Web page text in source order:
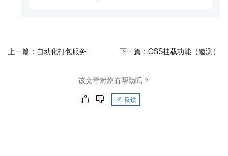
上一篇： 自动化打包服务 下一篇： OSS挂载功能（邀测）
该文章对您有帮助吗？
反馈